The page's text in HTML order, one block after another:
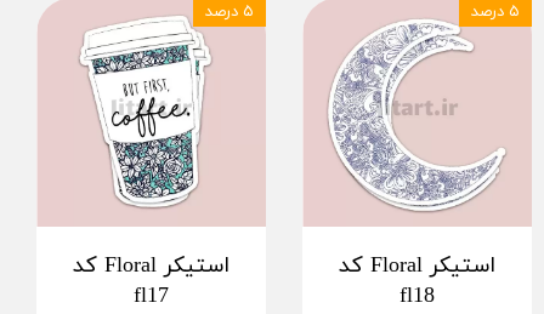
استیکر Floral کد
fl18
۵ درصد
استیکر Floral کد
fl17
۵ درصد